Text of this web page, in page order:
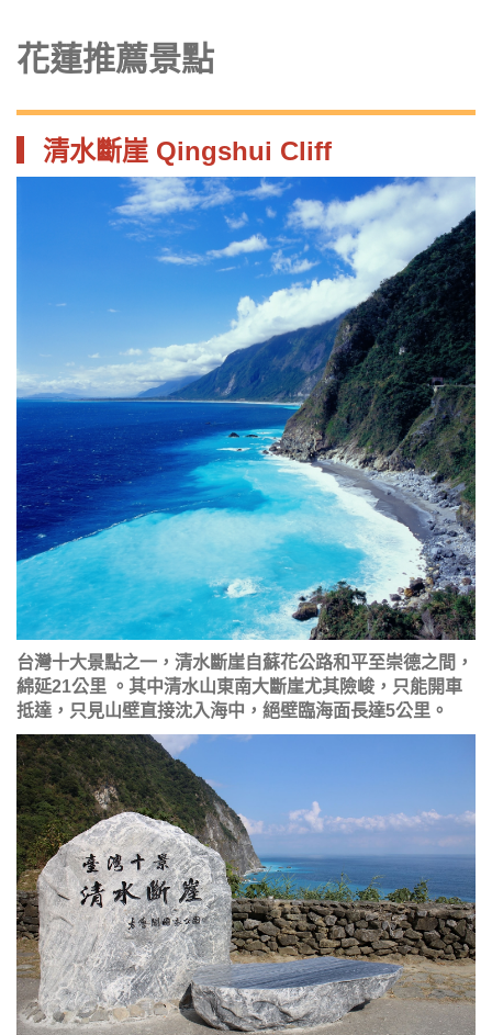
花蓮推薦景點
▎清水斷崖 Qingshui Cliff
台灣十大景點之一，清水斷崖自蘇花公路和平至崇德之間，
綿延21公里 。其中清水山東南大斷崖尤其險峻，只能開車
抵達，只見山壁直接沈入海中，絕壁臨海面長達5公里。